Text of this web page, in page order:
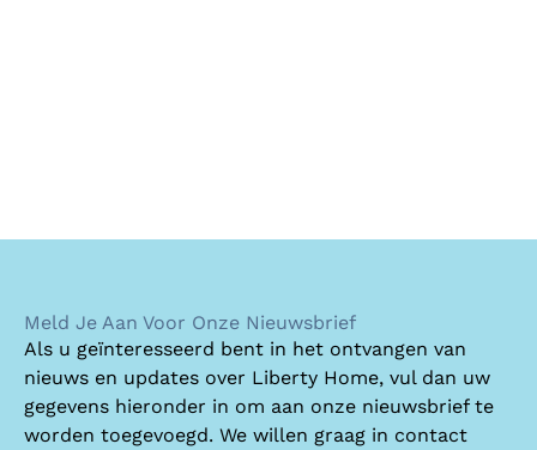
Meld Je Aan Voor Onze Nieuwsbrief
Als u geïnteresseerd bent in het ontvangen van
nieuws en updates over Liberty Home, vul dan uw
gegevens hieronder in om aan onze nieuwsbrief te
worden toegevoegd. We willen graag in contact